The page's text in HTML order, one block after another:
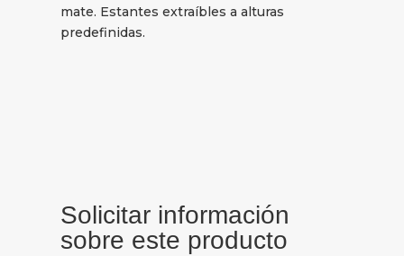
mate. Estantes extraíbles a alturas
predefinidas.
Solicitar información
sobre este producto